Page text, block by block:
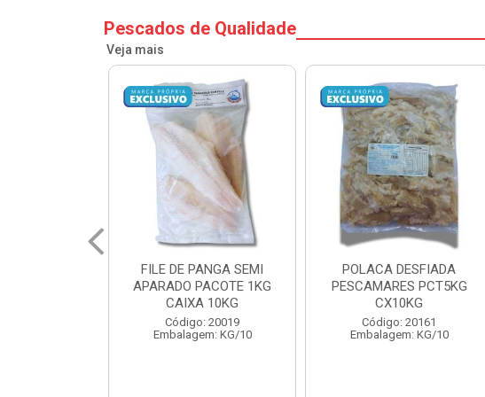
Pescados de Qualidade
Veja mais
POLACA DESFIADA
PESCAMARES PCT5KG
CX10KG
Código: 20161
Embalagem: KG/10
POLACA DESFIADA
PESCAMARES PCT1KG
CX10KG
Código: 20162
Embalagem: KG/10